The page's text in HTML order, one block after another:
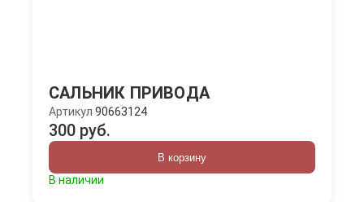
САЛЬНИК ПРИВОДА
Артикул 90663124
300 руб.
В корзину
В наличии